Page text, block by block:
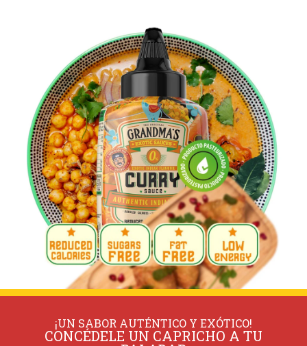
¡UN SABOR AUTÉNTICO Y EXÓTICO!
CONCÉDELE UN CAPRICHO A TU